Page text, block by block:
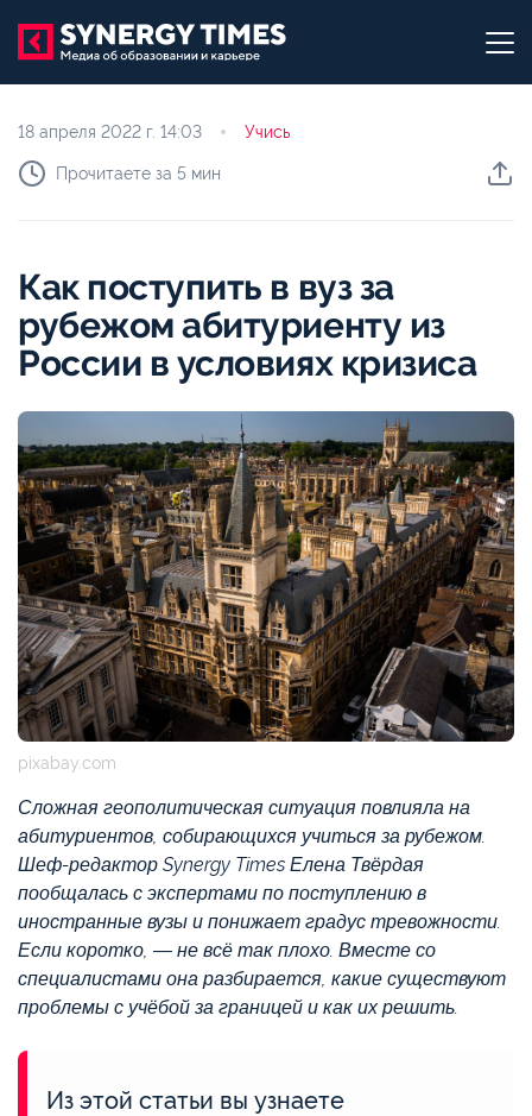
18 апреля 2022 г. 14:03 Учись
Прочитаете за 5 мин
Как поступить в вуз за
рубежом абитуриенту из
России в условиях кризиса
pixabay.com
Сложная геополитическая ситуация повлияла на
абитуриентов, собирающихся учиться за рубежом.
Шеф-редактор Synergy Times Елена Твёрдая
пообщалась с экспертами по поступлению в
иностранные вузы и понижает градус тревожности.
Если коротко, — не всё так плохо. Вместе со
специалистами она разбирается, какие существуют
проблемы с учёбой за границей и как их решить.
Из этой статьи вы узнаете